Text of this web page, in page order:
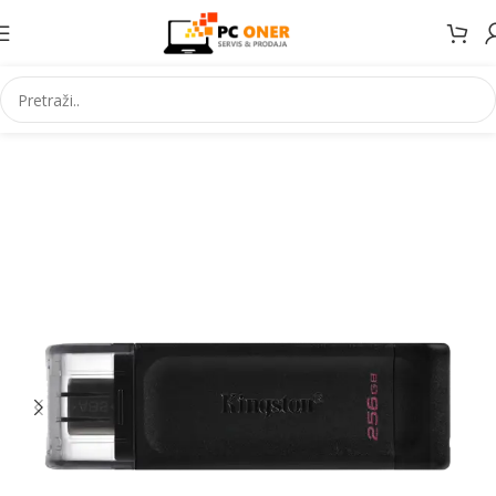
Početna Informatika USB stick. i mem. kartice USB stickovi